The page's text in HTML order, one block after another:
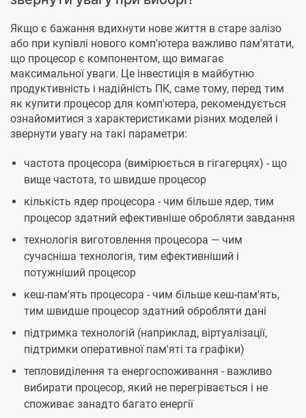
Якщо є бажання вдихнути нове життя в старе залізо
або при купівлі нового комп'ютера важливо пам'ятати,
що процесор є компонентом, що вимагає
максимальної уваги. Це інвестиція в майбутню
продуктивність і надійність ПК, саме тому, перед тим
як купити процесор для комп'ютера, рекомендується
ознайомитися з характеристиками різних моделей і
звернути увагу на такі параметри:
частота процесора (вимірюється в гігагерцях) - що
вище частота, то швидше процесор
кількість ядер процесора - чим більше ядер, тим
процесор здатний ефективніше обробляти завдання
технологія виготовлення процесора — чим
сучасніша технологія, тим ефективніший і
потужніший процесор
кеш-пам'ять процесора - чим більше кеш-пам'ять,
тим швидше процесор здатний обробляти дані
підтримка технологій (наприклад, віртуалізації,
підтримки оперативної пам'яті та графіки)
тепловиділення та енергоспоживання - важливо
вибирати процесор, який не перегрівається і не
споживає занадто багато енергії